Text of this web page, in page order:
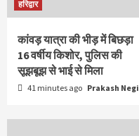
हरिद्वार
कांवड़ यात्रा की भीड़ में बिछड़ा
16 वर्षीय किशोर, पुलिस की
सूझबूझ से भाई से मिला
41 minutes ago Prakash Negi